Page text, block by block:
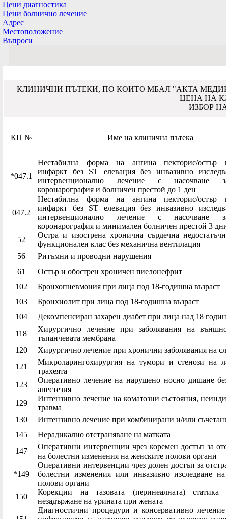
Цени диагностика
Цени болнично лечение
Адрес
Местоположение
Въпроси
КЛИНИЧНИ ПЪТЕКИ, ПО КОИТО МБАЛ "АКТА
ЦЕНА НА
ИЗБОР
КП № Име на клинична пътека
*047.1
Нестабилна форма на ангина пекторис/остър
инфаркт без ST елевация без инвазивно
интервенционално лечение с насочване
коронарография и болничен престой до 1 ден
047.2
Нестабилна форма на ангина пекторис/остър
инфаркт без ST елевация без инвазивно
интервенционално лечение с насочване
коронарография и минимален болничен престой 3
52
Остра и изострена хронична сърдечна
функционален клас без механична вентилация
56
Ритъмни и проводни нарушения
61
Остър и обострен хроничен пиелонефрит
102
Бронхопневмония при лица под 18-годишна възраст
103
Бронхиолит при лица под 18-годишна възраст
104
Декомпенсиран захарен диабет при лица над 18
118
Хирургично лечение при заболявания на
тъпанчевата мембрана
120
Хирургично лечение при хронични заболявания на
121
Микроларингохирургия на тумори и стенози на
трахеята
123
Оперативно лечение на нарушено носно дишане
анестезия
129
Интензивно лечение на коматозни състояния,
травма
130
Интензивно лечение при комбинирани и/или
145
Нерадикално отстраняване на матката
147
Оперативни интервенции чрез коремен достъп за
на болестни изменения на женските полови органи
*149
Оперативни интервенции чрез долен достъп за
болестни изменения или инвазивно изследване
полови органи
150
Корекции на тазовата (перинеалната)
незадържане на урината при жената
Диагностични процедури и консервативно